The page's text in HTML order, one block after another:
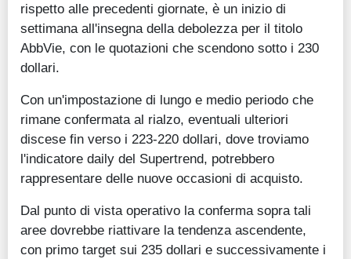
rispetto alle precedenti giornate, è un inizio di
settimana all'insegna della debolezza per il titolo
AbbVie, con le quotazioni che scendono sotto i 230
dollari.
Con un'impostazione di lungo e medio periodo che
rimane confermata al rialzo, eventuali ulteriori
discese fin verso i 223-220 dollari, dove troviamo
l'indicatore daily del Supertrend, potrebbero
rappresentare delle nuove occasioni di acquisto.
Dal punto di vista operativo la conferma sopra tali
aree dovrebbe riattivare la tendenza ascendente,
con primo target sui 235 dollari e successivamente i